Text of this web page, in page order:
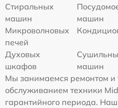
Стиральных
машин
машин
Микроволновых
печей
Духовых
шкафов
машин
Мы занимаемся ремонтом и
обслуживанием техники
гарантийного периода.